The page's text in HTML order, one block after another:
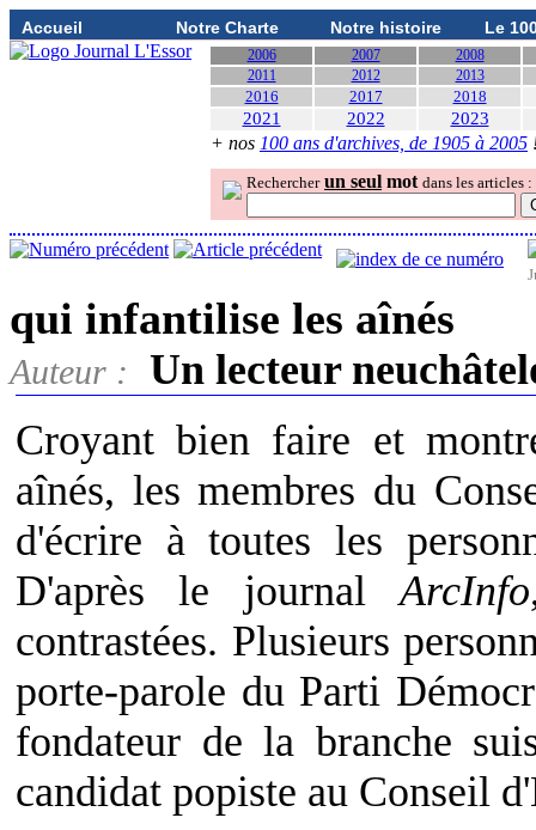
Accueil Notre Charte Notre histoire Le
2006 2007
2008
2011
2012 2013
2016 2017 2018
2021 2022 2023
+ nos 100 ans d'archives, de 1905 à 2005
Rechercher un seul mot dans les articles :
qui infantilise les aînés
Auteur :
Un lecteur
Croyant bien faire et
aînés, les membres du
d'écrire à toutes les
D'après le journalArcInfo
contrastées. Plusieurs
porte-parole du Parti
fondateur de la branche
candidat popiste au Conseil